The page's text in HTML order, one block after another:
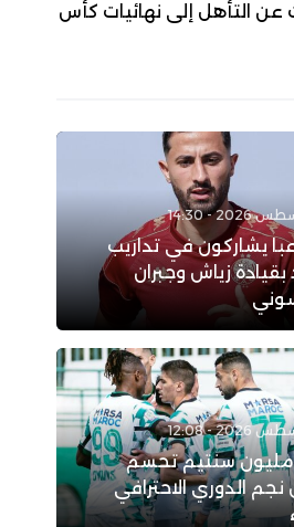
عن التأهل إلى نهائيات كأس
يشاركون في تداريب
بقيادة زياش وجبران
مليون سنتيم تحسم
نجم الدوري الاحترافي